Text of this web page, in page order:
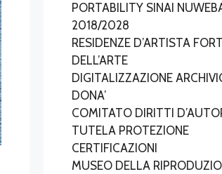
PORTABILITY SINAI
2018/2028
RESIDENZE D’ARTISTA
DELL’ARTE
DIGITALIZZAZIONE
DONA’
COMITATO DIRITTI
TUTELA PROTEZIONE
CERTIFICAZIONI
MUSEO DELLA